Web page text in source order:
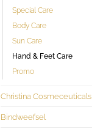
Special Care
Body Care
Sun Care
Hand & Feet Care
Promo
Christina Cosmeceuticals
Bindweefsel